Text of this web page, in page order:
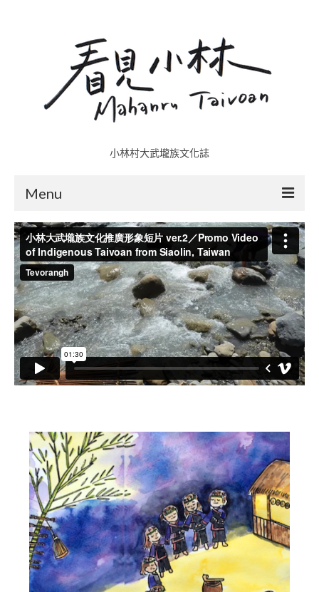
小林村大武壠族文化誌
Menu
小林村故事多
五里埔
日光小林
小愛小林
媒體上的小林
誰是大武壠族
祭儀信仰
工藝服飾
民族植物
風味飲食
歌舞文化
歡迎來部落